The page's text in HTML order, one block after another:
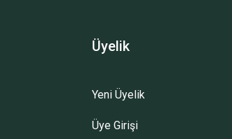
Üyelik
Yeni Üyelik
Üye Girişi